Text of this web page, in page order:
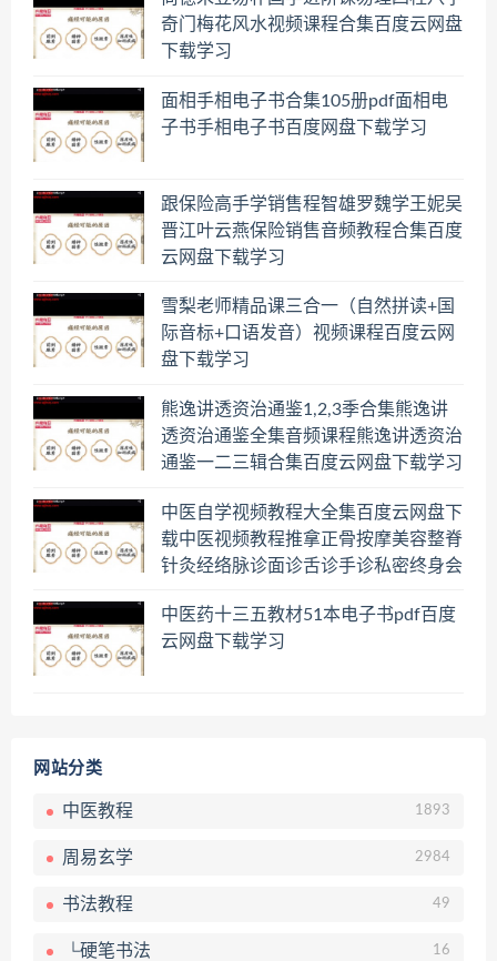
奇门梅花风水视频课程合集百度云网盘
下载学习
面相手相电子书合集105册pdf面相电
子书手相电子书百度网盘下载学习
跟保险高手学销售程智雄罗魏学王妮吴
晋江叶云燕保险销售音频教程合集百度
云网盘下载学习
雪梨老师精品课三合一（自然拼读+国
际音标+口语发音）视频课程百度云网
盘下载学习
熊逸讲透资治通鉴1,2,3季合集熊逸讲
透资治通鉴全集音频课程熊逸讲透资治
通鉴一二三辑合集百度云网盘下载学习
中医自学视频教程大全集百度云网盘下
载中医视频教程推拿正骨按摩美容整脊
针灸经络脉诊面诊舌诊手诊私密终身会
中医药十三五教材51本电子书pdf百度
云网盘下载学习
网站分类
中医教程 1893
周易玄学 2984
书法教程 49
└硬笔书法 16